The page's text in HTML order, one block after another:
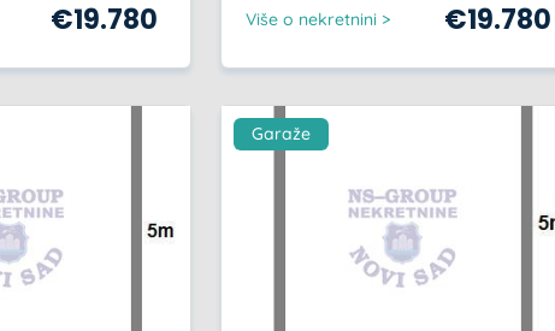
€19.780 Više o nekretnini > €19.780
Garaže